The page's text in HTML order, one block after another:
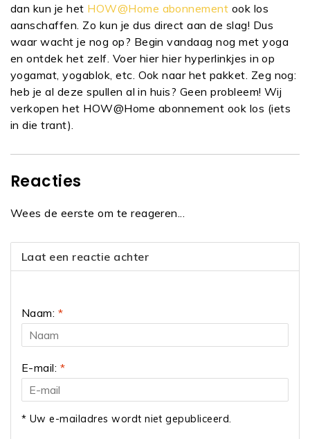
dan kun je het HOW@Home abonnement ook los
aanschaffen. Zo kun je dus direct aan de slag! Dus
waar wacht je nog op? Begin vandaag nog met yoga
en ontdek het zelf. Voer hier hier hyperlinkjes in op
yogamat, yogablok, etc. Ook naar het pakket. Zeg nog:
heb je al deze spullen al in huis? Geen probleem! Wij
verkopen het HOW@Home abonnement ook los (iets
in die trant).
Reacties
Wees de eerste om te reageren...
Laat een reactie achter
Naam: *
E-mail: *
* Uw e-mailadres wordt niet gepubliceerd.